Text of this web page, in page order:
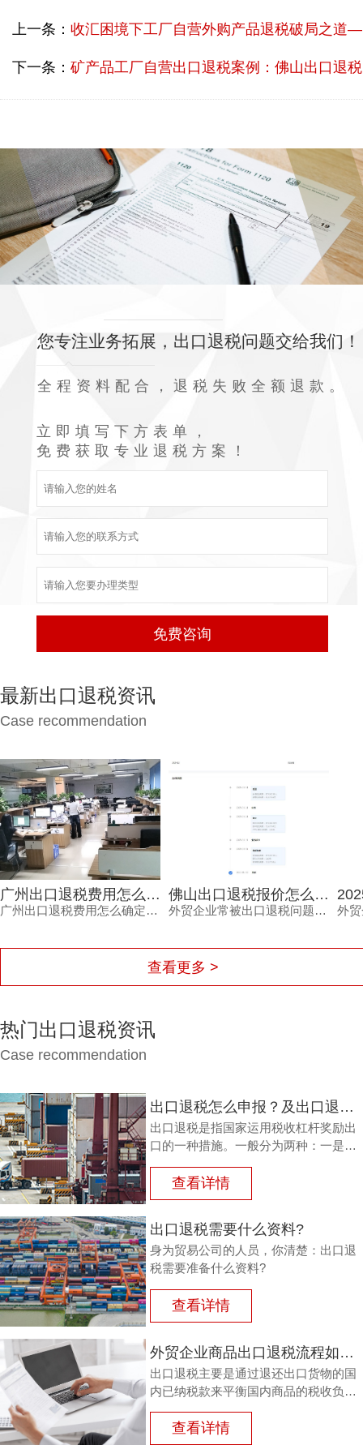
上一条： 收汇困境下工厂自营外购产品退税破局之道——广州出口退税咨询机构实战案例
下一条： 矿产品工厂自营出口退税案例：佛山出口退税机构助您攻克退税难点
您专注业务拓展，出口退税问题交给我们！
全程资料配合，退税失败全额退款。
立即填写下方表单，
免费获取专业退税方案！
最新出口退税资讯
Case recommendation
广州出口退税费用怎么确定？这三个细节不看清容易钱货两空
广州出口退税费用怎么确定？不同代理机构报价差异大，背后隐藏着服务范围、团队专业度、流程透明度与售后保障的多重考量。本文结合外贸企业真实痛点，梳理费用确定的三大细节，帮助负责人避开退税路上的坑，让每一笔销售收入都退得安心。
佛山出口退税报价怎么确定？每月报关单量是关键参考因素
外贸企业常被出口退税问题困扰，佛山出口退税报价怎么确定？本文从每月报关单量等维度拆解，帮助负责人了解报价逻辑。
查看更多 >
热门出口退税资讯
Case recommendation
出口退税怎么申报？及出口退税怎么进行填写增值税申报表?
出口退税是指国家运用税收杠杆奖励出
口的一种措施。一般分为两种：一是退
或半成品，加工制成产品出口时，退还
其已纳的进口税。
查看详情
出口退税需要什么资料?
身为贸易公司的人员，你清楚：出口退
税需要准备什么资料?
查看详情
外贸企业商品出口退税流程如何？鸿裕以鞋业公司申请出口退税为例
出口退税主要是通过退还出口货物的国
内已纳税款来平衡国内商品的税收负
担，从而鼓励企业出口。那么，外贸商
品出口退税流程如何？能退多少？广州
查看详情